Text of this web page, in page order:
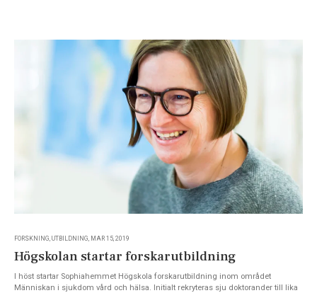
FORSKNING, UTBILDNING, MAR 15, 2019
Högskolan startar forskarutbildning
I höst startar Sophiahemmet Högskola forskarutbildning inom området
Människan i sjukdom vård och hälsa. Initialt rekryteras sju doktorander till lika